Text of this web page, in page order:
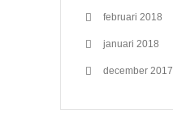
februari 2018
januari 2018
december 2017